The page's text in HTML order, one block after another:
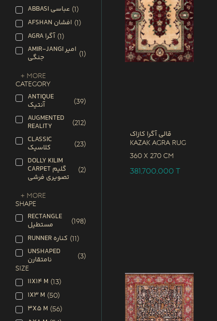
ABBASI عباسی (1)
AFSHAN افشان (1)
AGRA آگرا (1)
AMIR-JANGI امیر
جنگی (1)
+ More
CATEGORY
ANTIQUE
آنتیک (39)
AUGMENTED
REALITY (212)
CLASSIC
کلاسیک (23)
DOLLY KILIM
CARPET گلیم
تصویری فرشی
(2)
+ More
SHAPE
RECTANGLE
مستطیل (198)
RUNNER کناره (11)
UNSHAPED
نامتقارن (3)
SIZE
11X14 M (13)
1X3 M (50)
3X5 M (56)
قالی آگرا کازاک
Kazak Agra Rug
360 x 270 CM
381,700,000T